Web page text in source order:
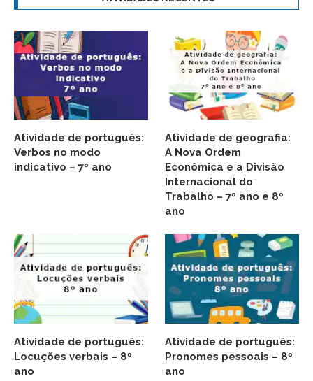
Atividade de português:
Verbos no modo
indicativo – 7º ano
Atividade de geografia:
A Nova Ordem
Econômica e a Divisão
Internacional do
Trabalho – 7º ano e 8º
ano
Atividade de português:
Locuções verbais – 8º
ano
Atividade de português:
Pronomes pessoais – 8º
ano